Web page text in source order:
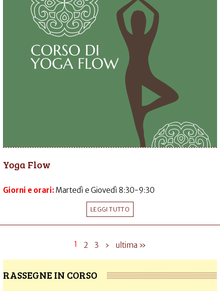
Yoga Flow
Giorni e orari: Martedì e Giovedì 8:30-9:30
LEGGI TUTTO
1 2 3 › ultima »
RASSEGNE IN CORSO